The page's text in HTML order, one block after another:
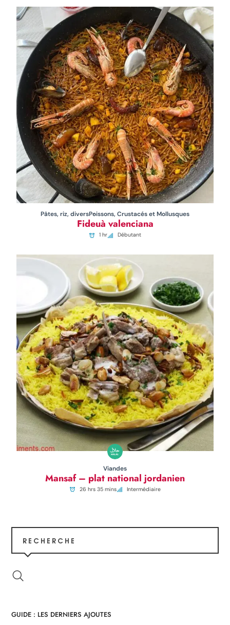
Pâtes, riz, diversPoissons, Crustacés et Mollusques
Fideuà valenciana
1 hr Débutant
Viandes
Mansaf – plat national jordanien
26 hrs 35 mins Intermédiaire
RECHERCHE
GUIDE : LES DERNIERS AJOUTES